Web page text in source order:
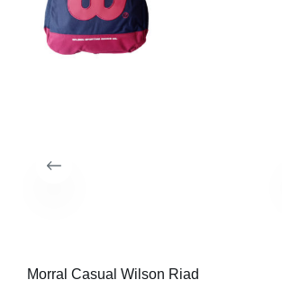
Morral Casual Wilson Riad